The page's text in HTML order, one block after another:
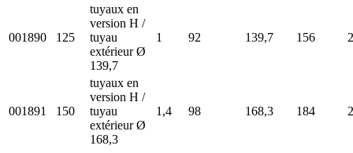
001890 125
tuyaux en
version H /
tuyau
extérieur Ø
139,7
1 92 139,7 156
001891 150
tuyaux en
version H /
tuyau
extérieur Ø
168,3
1,4 98 168,3 184